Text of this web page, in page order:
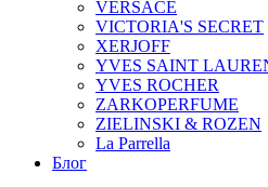
VERSACE
VICTORIA'S SECRET
XERJOFF
YVES SAINT
YVES ROCHER
ZARKOPERFUME
ZIELINSKI & ROZEN
La Parrella
Блог